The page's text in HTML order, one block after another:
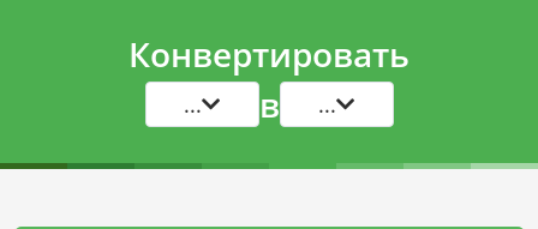
Конвертировать
... в ...